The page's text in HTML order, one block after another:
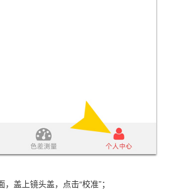
，盖上镜头盖，点击“校准”；